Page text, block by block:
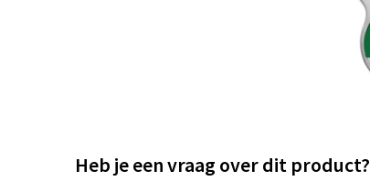
Heb je een vraag over dit product?